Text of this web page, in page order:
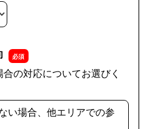
の対応についてお選びく
い場合、他エリアでの参